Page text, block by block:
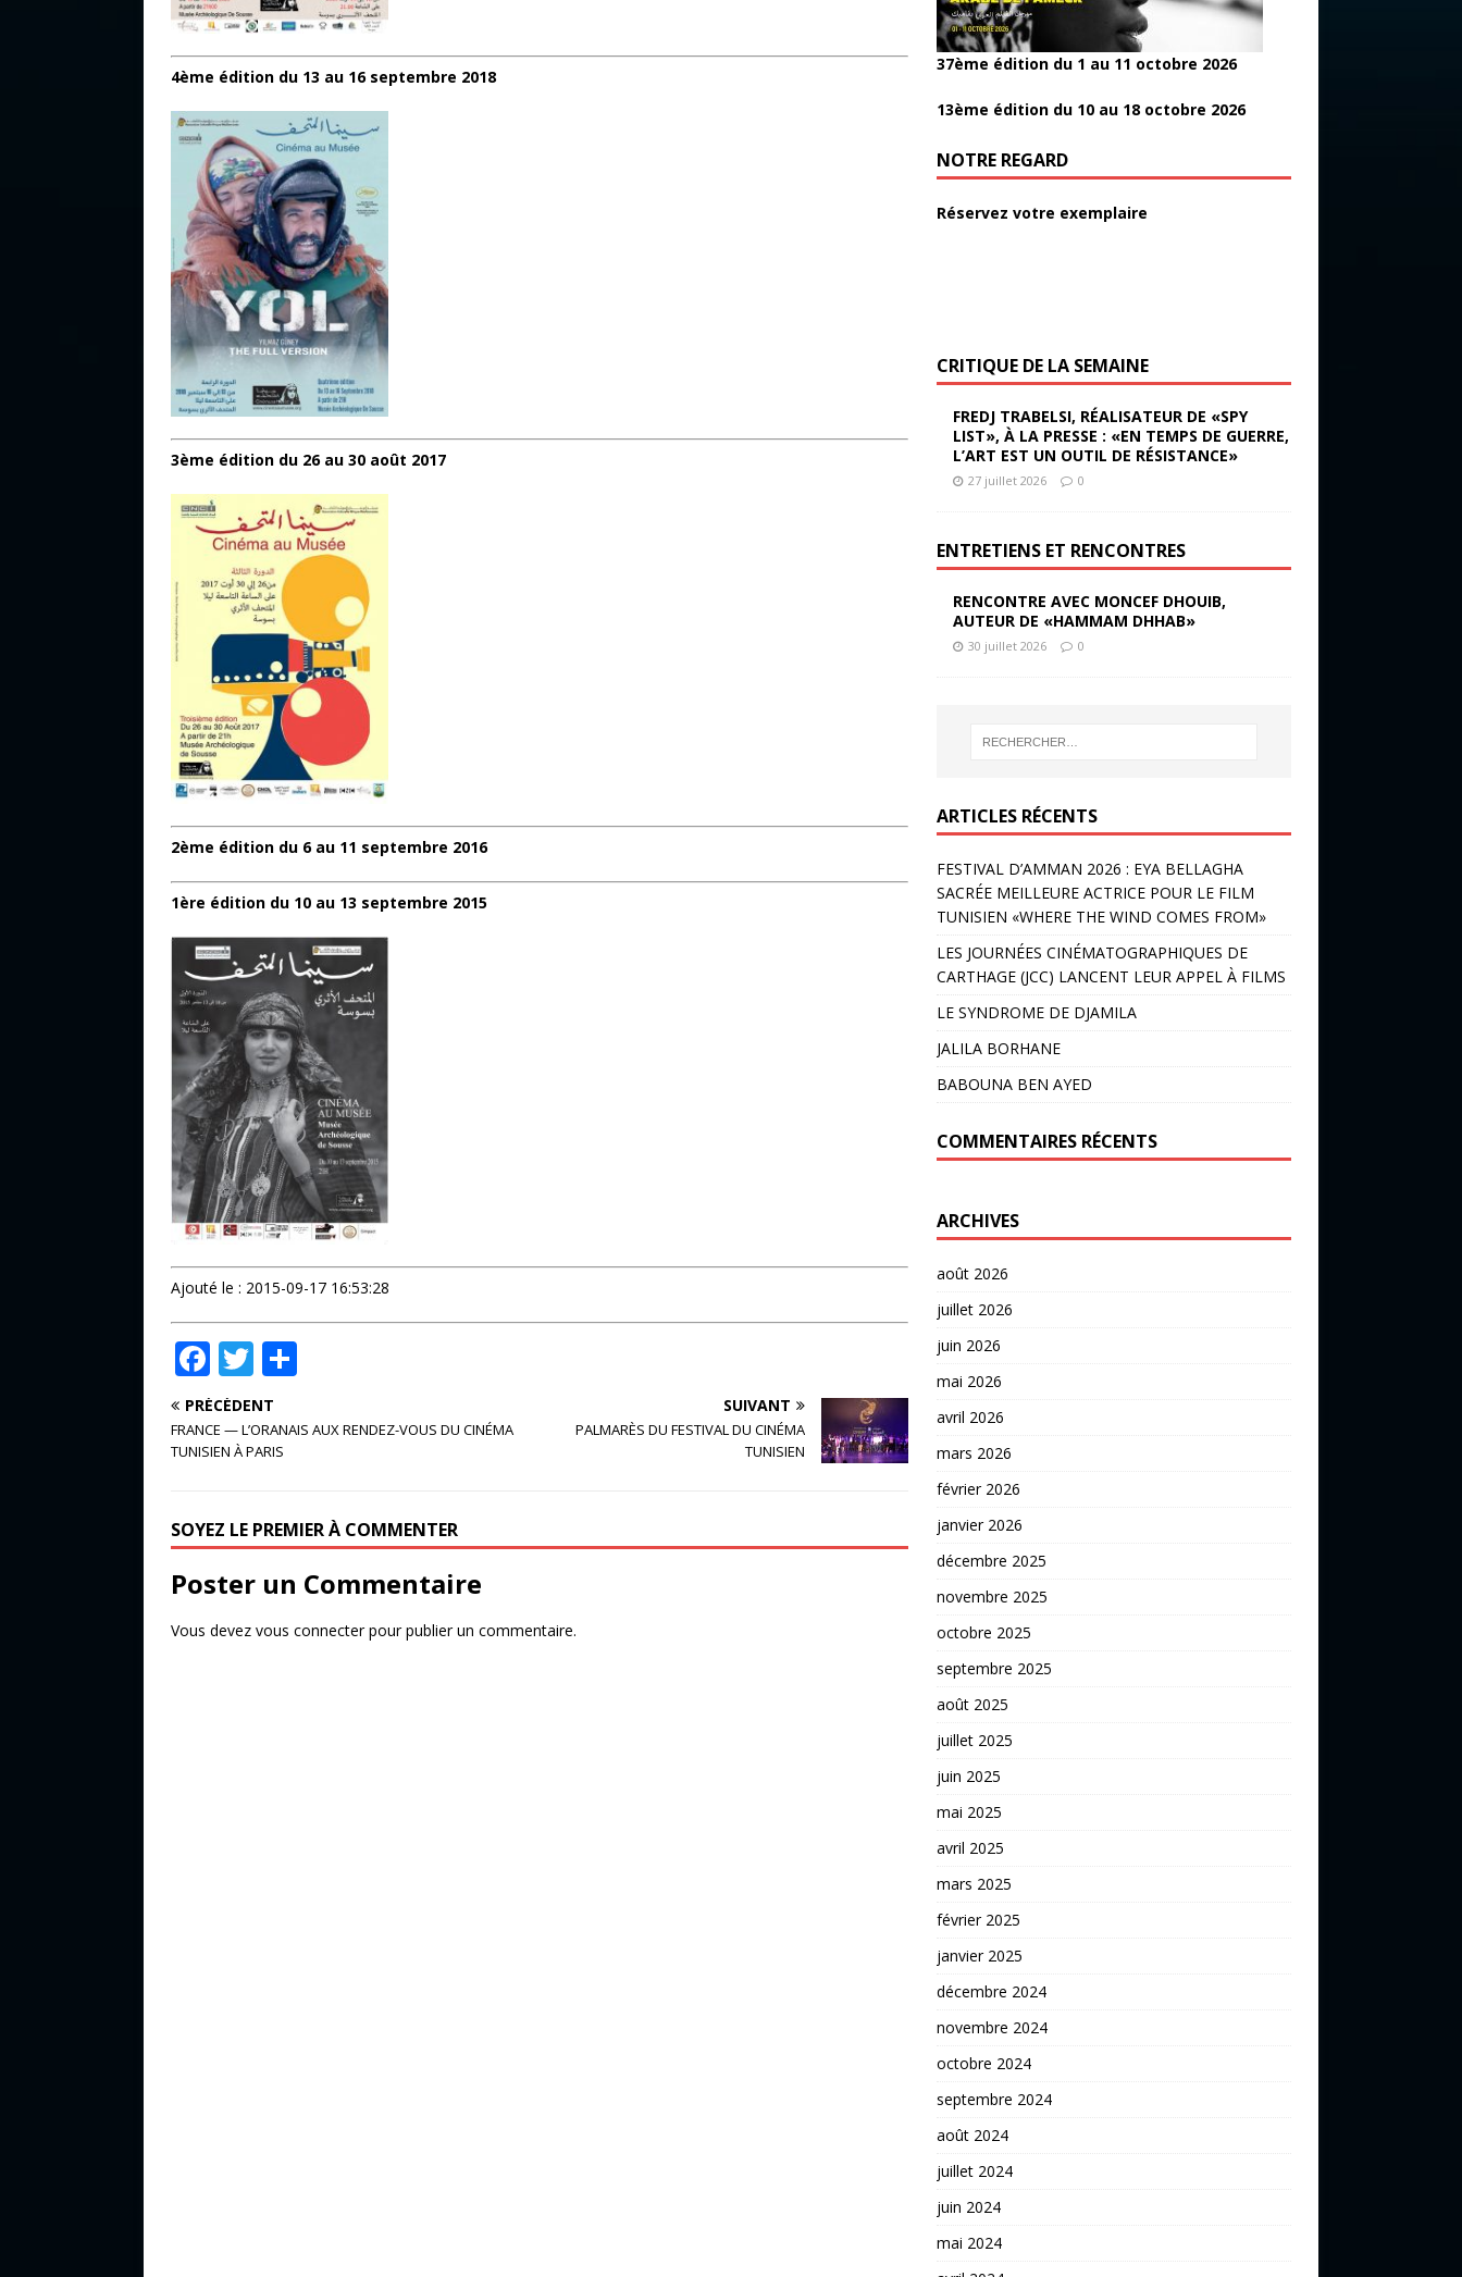
4ème édition du 13 au 16 septembre 2018
3ème édition du 26 au 30 août 2017
2ème édition du 6 au 11 septembre 2016
1ère édition du 10 au 13 septembre 2015
Ajouté le : 2015-09-17 16:53:28
F
a
c
e
o
o
k
T
w
it
te
ta
r
PRÉCÉDENT
FRANCE — L’ORANAIS AUX RENDEZ-VOUS DU CINÉMA
TUNISIEN À PARIS
SUIVANT
PALMARÈS DU FESTIVAL DU CINÉMA
TUNISIEN
SOYEZ LE PREMIER À COMMENTER
Poster un Commentaire
Vous devez vous connecterpour publier un commentaire.
37ème édition du 1 au 11 octobre 2026
13ème édition du 10 au 18 octobre 2026
NOTRE REGARD
Réservez votre exemplaire
CRITIQUE DE LA SEMAINE
FREDJ TRABELSI, RÉALISATEUR DE «SPY
LIST», À LA PRESSE : «EN TEMPS DE GUERRE,
L’ART EST UN OUTIL DE RÉSISTANCE»
27 juillet 2026 0
ENTRETIENS ET RENCONTRES
RENCONTRE AVEC MONCEF DHOUIB,
AUTEUR DE «HAMMAM DHHAB»
30 juillet 2026 0
ARTICLES RÉCENTS
FESTIVAL D’AMMAN 2026 : EYA BELLAGHA
SACRÉE MEILLEURE ACTRICE POUR LE FILM
TUNISIEN «WHERE THE WIND COMES FROM»
LES JOURNÉES CINÉMATOGRAPHIQUES DE
CARTHAGE (JCC) LANCENT LEUR APPEL À FILMS
LE SYNDROME DE DJAMILA
JALILA BORHANE
BABOUNA BEN AYED
COMMENTAIRES RÉCENTS
ARCHIVES
août 2026
juillet 2026
juin 2026
mai 2026
avril 2026
mars 2026
février 2026
janvier 2026
décembre 2025
novembre 2025
octobre 2025
septembre 2025
août 2025
juillet 2025
juin 2025
mai 2025
avril 2025
mars 2025
février 2025
janvier 2025
décembre 2024
novembre 2024
octobre 2024
septembre 2024
août 2024
juillet 2024
juin 2024
mai 2024